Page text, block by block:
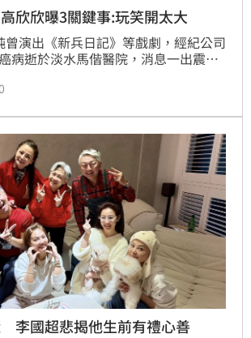
欣欣曝3關鍵事:玩笑開太大
演出《新兵日記》等戲劇，經紀公司
病逝於淡水馬偕醫院，消息一出震驚
星方馨、高欣欣、兵家綺都出席，今
李國超悲揭他生前有禮心善